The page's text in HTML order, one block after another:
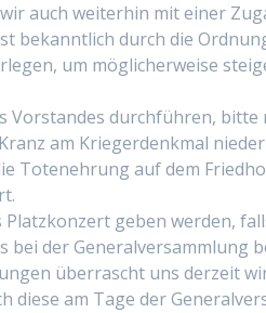
auch weiterhin mit einer
bekanntlich durch die
um möglicherweise
Vorstandes durchführen,
am Kriegerdenkmal
Totenehrung auf dem
geben werden,
der Generalversammlung
überrascht uns derzeit
am Tage der